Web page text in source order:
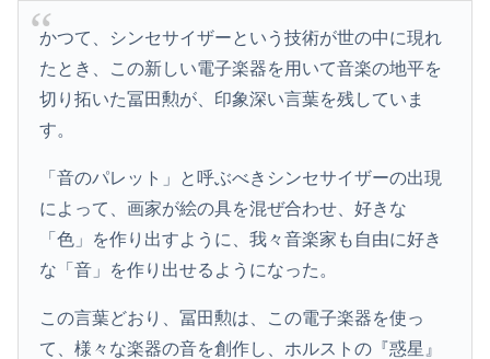
かつて、シンセサイザーという技術が世の中に現れ
たとき、この新しい電子楽器を用いて音楽の地平を
切り拓いた冨田勲が、印象深い言葉を残していま
す。
「音のパレット」と呼ぶべきシンセサイザーの出現
によって、画家が絵の具を混ぜ合わせ、好きな
「色」を作り出すように、我々音楽家も自由に好き
な「音」を作り出せるようになった。
この言葉どおり、冨田勲は、この電子楽器を使っ
て、様々な楽器の音を創作し、ホルストの『惑星』